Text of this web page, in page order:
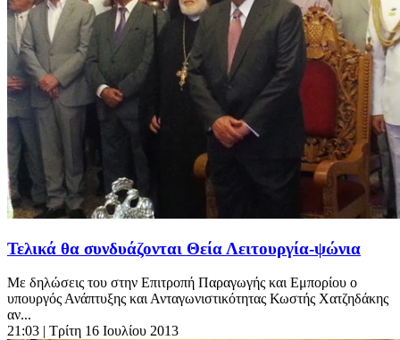
Τελικά θα συνδυάζονται Θεία Λειτουργία-ψώνια
Με δηλώσεις του στην Επιτροπή Παραγωγής και Εμπορίου ο
υπουργός Ανάπτυξης και Ανταγωνιστικότητας Κωστής Χατζηδάκης
αν...
21:03 | Τρίτη 16 Ιουλίου 2013